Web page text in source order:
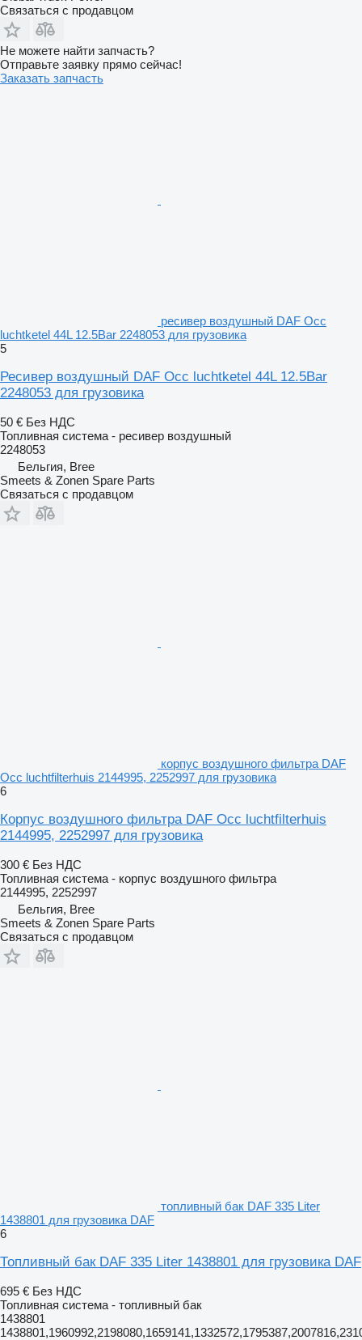
Связаться с продавцом
Не можете найти запчасть?
Отправьте заявку прямо сейчас!
Заказать запчасть
ресивер воздушный DAF Occ
luchtketel 44L 12.5Bar 2248053 для грузовика
5
Ресивер воздушный DAF Occ luchtketel 44L 12.5Bar
2248053 для грузовика
50 € Без НДС
Топливная система - ресивер воздушный
2248053
Бельгия, Bree
Smeets & Zonen Spare Parts
Связаться с продавцом
корпус воздушного фильтра DAF
Occ luchtfilterhuis 2144995, 2252997 для грузовика
6
Корпус воздушного фильтра DAF Occ luchtfilterhuis
2144995, 2252997 для грузовика
300 € Без НДС
Топливная система - корпус воздушного фильтра
2144995, 2252997
Бельгия, Bree
Smeets & Zonen Spare Parts
Связаться с продавцом
топливный бак DAF 335 Liter
1438801 для грузовика DAF
6
Топливный бак DAF 335 Liter 1438801 для грузовика DAF
695 € Без НДС
Топливная система - топливный бак
1438801